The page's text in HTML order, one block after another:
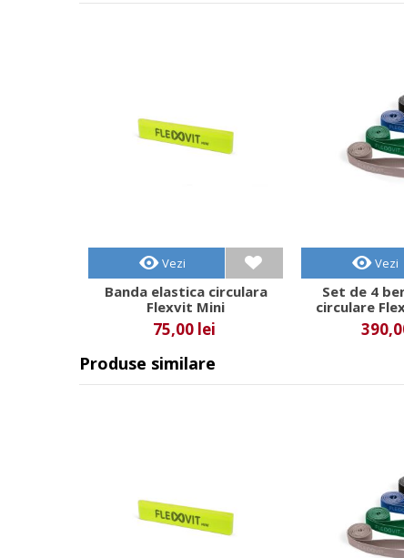
Vezi
Banda elastica circulara
Flexvit Mini
75,00 lei
Vezi
Set de 4
circulare
Produse similare